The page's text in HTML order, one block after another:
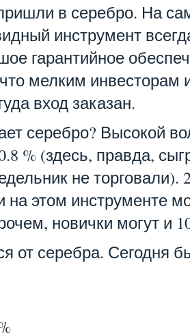
в серебро. На
инструмент
гарантийное
мелким
вход заказан.
серебро? Высокой
% (здесь, правда,
не торговали).
этом инструменте
новички могут и
от серебра. Сегодня